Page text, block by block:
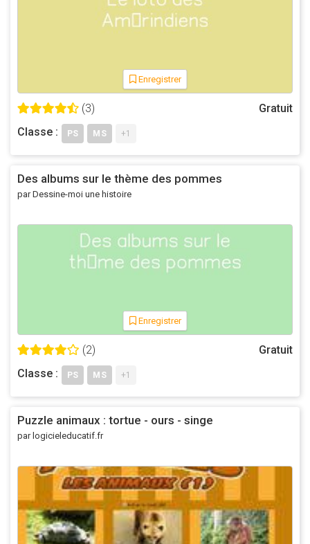
affrontera bien des obstacles, rivières, grenouilles, oisillons,
pluie et tonnerre avant de devenir un beau et vigoureux
Enregistrer
(3)
Gratuit
Classe :
PS MS +1
Des albums sur le thème des pommes
par Dessine-moi une histoire
Enregistrer
(2)
Gratuit
Classe :
PS MS +1
Puzzle animaux : tortue - ours - singe
par logicieleducatif.fr